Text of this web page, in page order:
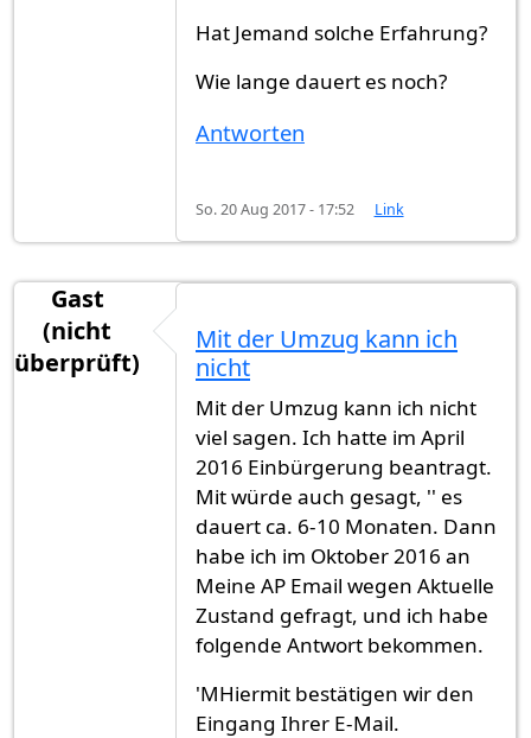
Hat Jemand solche Erfahrung?
Wie lange dauert es noch?
Antworten
So. 20 Aug 2017 - 17:52 Link
Gast
(nicht
überprüft)
Mit der Umzug kann ich
nicht
Mit der Umzug kann ich nicht
viel sagen. Ich hatte im April
2016 Einbürgerung beantragt.
Mit würde auch gesagt, '' es
dauert ca. 6-10 Monaten. Dann
habe ich im Oktober 2016 an
Meine AP Email wegen Aktuelle
Zustand gefragt, und ich habe
folgende Antwort bekommen.
'MHiermit bestätigen wir den
Eingang Ihrer E-Mail.